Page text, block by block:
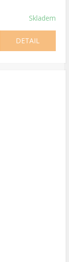
Skladem
DETAIL